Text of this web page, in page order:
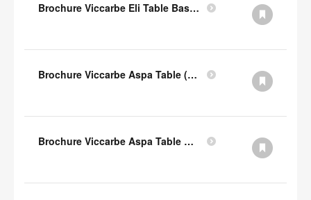
Brochure Viccarbe Eli Table Basse (en anglais)
Brochure Viccarbe Aspa Table (en anglais)
Brochure Viccarbe Aspa Table Basse (en anglais)